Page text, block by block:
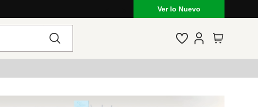
Ver lo Nuevo